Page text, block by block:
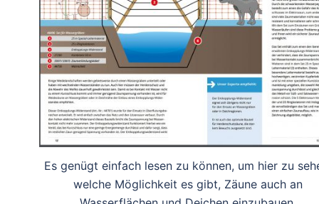
Es genügt einfach lesen zu können, um hier zu
welche Möglichkeit es gibt, Zäune auch an